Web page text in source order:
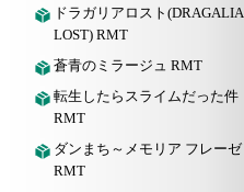
ドラガリアロスト(DRAGALIA
LOST) RMT
蒼青のミラージュ RMT
転生したらスライムだった件
RMT
ダンまち～メモリア フレーゼ
RMT